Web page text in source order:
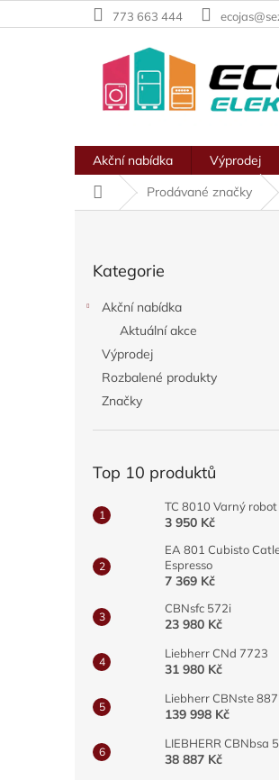
na
773 663 444
Akční nabídka Výprodej
Domů
Prodávané značky
kategorie
Kategorie
Akční nabídka
Aktuální akce
Výprodej
Rozbalené produkty
Značky
Top 10 produktů
TC 8010 Varný
3 950 Kč
EA 801 Cubisto
Espresso
7 369 Kč
CBNsfc 572i
23 980 Kč
Liebherr CNd 7723
31 980 Kč
Liebherr CBNste
139 998 Kč
LIEBHERR CBNbsa
38 887 Kč